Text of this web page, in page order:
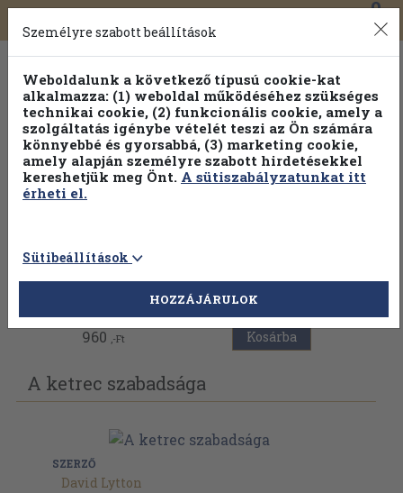
Toggle
navigation
0
Válogasson több mint 30 000 kötet közül
Hobbi témakörökben20% kedvezménnyel!
Vissza az előző oldalra
960 ,-Ft Kosárba
A ketrec szabadsága
SZERZŐ
David Lytton
Személyre szabott beállítások
Weboldalunk a következő típusú cookie-kat
alkalmazza: (1) weboldal működéséhez szükséges
technikai cookie, (2) funkcionális cookie, amely a
szolgáltatás igénybe vételét teszi az Ön számára
könnyebbé és gyorsabbá, (3) marketing cookie,
amely alapján személyre szabott hirdetésekkel
kereshetjük meg Önt. A sütiszabályzatunkat itt
érheti el.
Sütibeállítások
HOZZÁJÁRULOK